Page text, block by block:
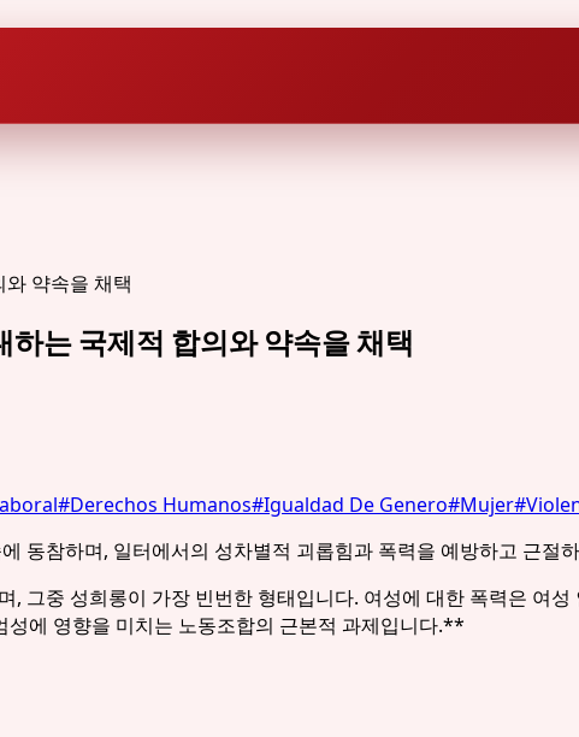
는 국제적 합의와 약속을 채택
#Derechos Humanos#Igualdad De Genero#Mujer#
동참하며, 일터에서의 성차별적 괴롭힘과 폭력을 예방하고 근절
그중 성희롱이 가장 빈번한 형태입니다. 여성에 대한 폭력은 여
에 영향을 미치는 노동조합의 근본적 과제입니다.**